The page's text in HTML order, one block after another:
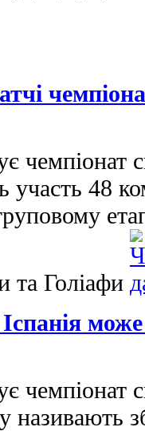
участь 48
та Голіафи
чемпіонат
називають